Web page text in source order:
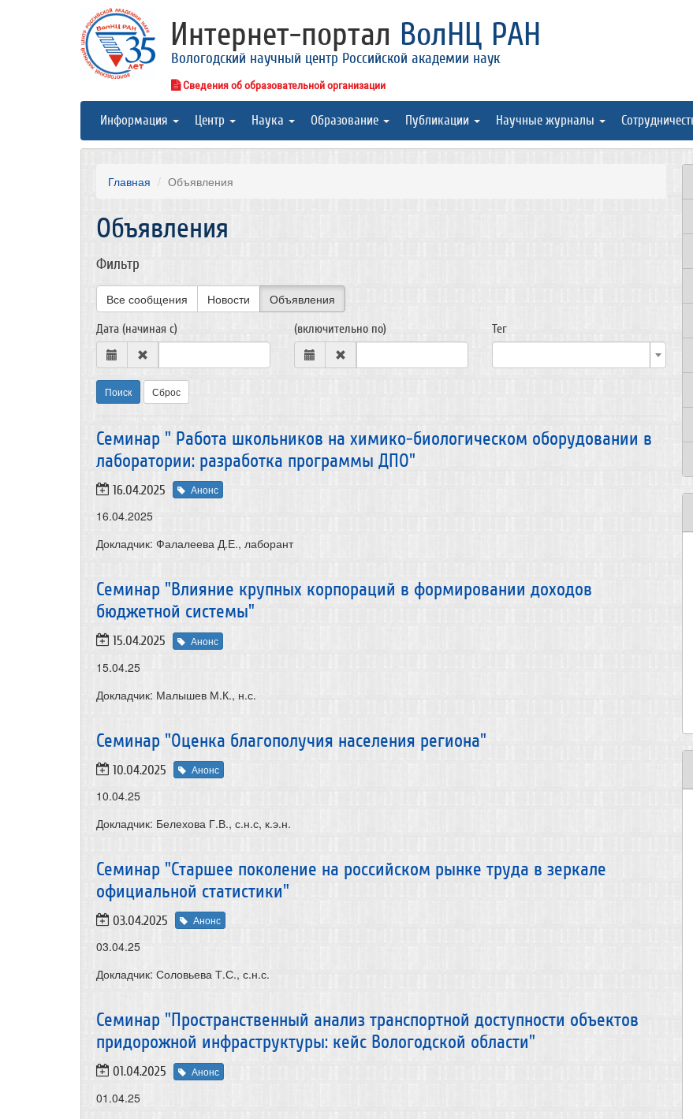
Интернет-портал ВолНЦ РАН
Вологодский научный центр Российской академии наук
Сведения об образовательной организации
Информация Центр Наука Образование Публикации Научные журналы
Главная Объявления
Объявления
Фильтр
Все сообщения Новости Объявления
Дата (начиная с) (включительно по) Тег
Поиск Сброс
Семинар " Работа школьников на химико-биологическом оборудовании в
лаборатории: разработка программы ДПО"
16.04.2025 Анонс
16.04.2025
Докладчик: Фалалеева Д.Е., лаборант
Семинар "Влияние крупных корпораций в формировании доходов
бюджетной системы"
15.04.2025 Анонс
15.04.25
Докладчик: Малышев М.К., н.с.
Семинар "Оценка благополучия населения региона"
10.04.2025 Анонс
10.04.25
Докладчик: Белехова Г.В., с.н.с, к.э.н.
Семинар "Старшее поколение на российском рынке труда в зеркале
официальной статистики"
03.04.2025 Анонс
03.04.25
Докладчик: Соловьева Т.С., с.н.с.
Семинар "Пространственный анализ транспортной доступности объектов
придорожной инфраструктуры: кейс Вологодской области"
01.04.2025 Анонс
01.04.25